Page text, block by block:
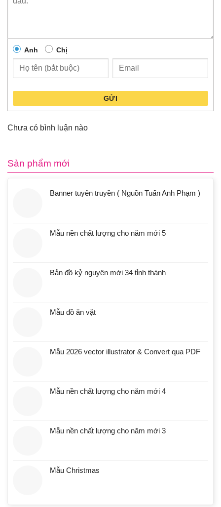
Anh Chị
GỬI
Chưa có bình luận nào
Sản phẩm mới
Banner tuyên truyền ( Nguồn Tuấn Anh Phạm )
Mẫu nền chất lượng cho năm mới 5
Bản đồ kỷ nguyên mới 34 tỉnh thành
Mẫu đồ ăn vặt
Mẫu 2026 vector illustrator & Convert qua PDF
Mẫu nền chất lượng cho năm mới 4
Mẫu nền chất lượng cho năm mới 3
Mẫu Christmas